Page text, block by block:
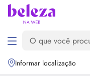
Informar localização